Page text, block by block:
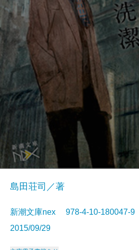
島田荘司／著
新潮文庫nex 978-4-10-
2015/09/29